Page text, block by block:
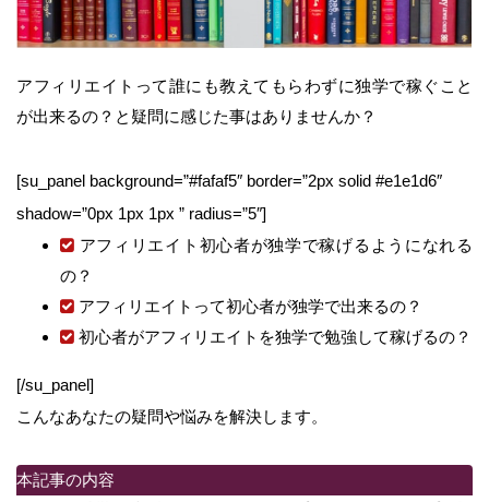
アフィリエイトって誰にも教えてもらわずに独学で稼ぐこと
が出来るの？と疑問に感じた事はありませんか？
[su_panel background=”#fafaf5″ border=”2px solid #e1e1d6″
shadow=”0px 1px 1px ” radius=”5″]
アフィリエイト初心者が独学で稼げるようになれる
の？
アフィリエイトって初心者が独学で出来るの？
初心者がアフィリエイトを独学で勉強して稼げるの？
[/su_panel]
こんなあなたの疑問や悩みを解決します。
本記事の内容